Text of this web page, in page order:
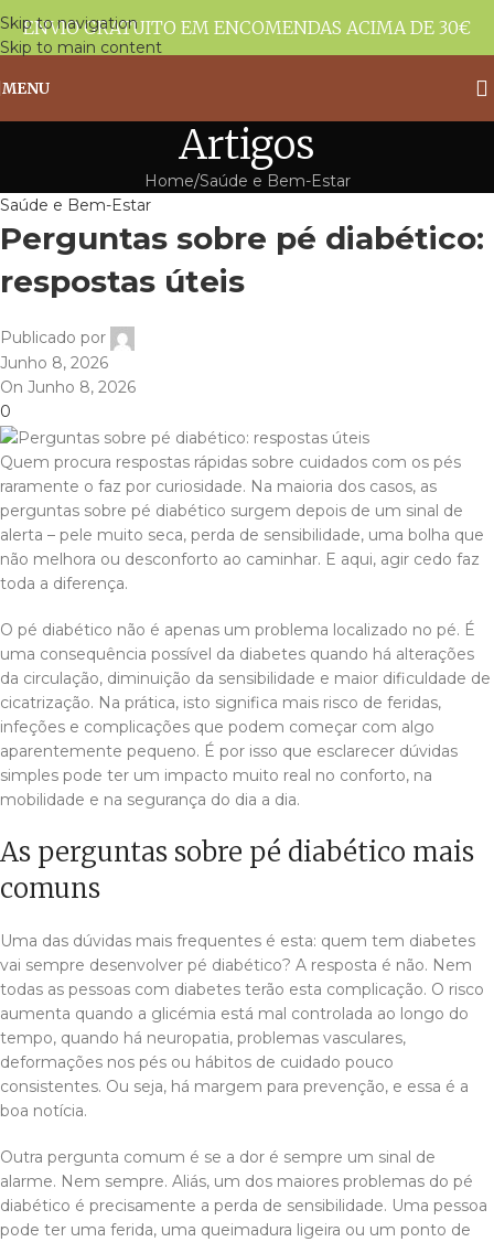
Skip to navigation
Skip to main content
ENVIO GRATUITO EM ENCOMENDAS ACIMA DE 30€
MENU
Artigos
Home Saúde e Bem-Estar
Saúde e Bem-Estar
Perguntas sobre pé diabético:
respostas úteis
Publicado por
Junho 8, 2026
On Junho 8, 2026
0
Quem procura respostas rápidas sobre cuidados com os pés
raramente o faz por curiosidade. Na maioria dos casos, as
perguntas sobre pé diabético surgem depois de um sinal de
alerta – pele muito seca, perda de sensibilidade, uma bolha que
não melhora ou desconforto ao caminhar. E aqui, agir cedo faz
toda a diferença.
O pé diabético não é apenas um problema localizado no pé. É
uma consequência possível da diabetes quando há alterações
da circulação, diminuição da sensibilidade e maior dificuldade de
cicatrização. Na prática, isto significa mais risco de feridas,
infeções e complicações que podem começar com algo
aparentemente pequeno. É por isso que esclarecer dúvidas
simples pode ter um impacto muito real no conforto, na
mobilidade e na segurança do dia a dia.
As perguntas sobre pé diabético mais
comuns
Uma das dúvidas mais frequentes é esta: quem tem diabetes
vai sempre desenvolver pé diabético? A resposta é não. Nem
todas as pessoas com diabetes terão esta complicação. O risco
aumenta quando a glicémia está mal controlada ao longo do
tempo, quando há neuropatia, problemas vasculares,
deformações nos pés ou hábitos de cuidado pouco
consistentes. Ou seja, há margem para prevenção, e essa é a
boa notícia.
Outra pergunta comum é se a dor é sempre um sinal de
alarme. Nem sempre. Aliás, um dos maiores problemas do pé
diabético é precisamente a perda de sensibilidade. Uma pessoa
pode ter uma ferida, uma queimadura ligeira ou um ponto de